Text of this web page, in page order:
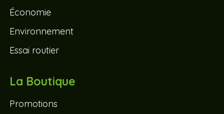
Économie
Environnement
Essai routier
La Boutique
Promotions